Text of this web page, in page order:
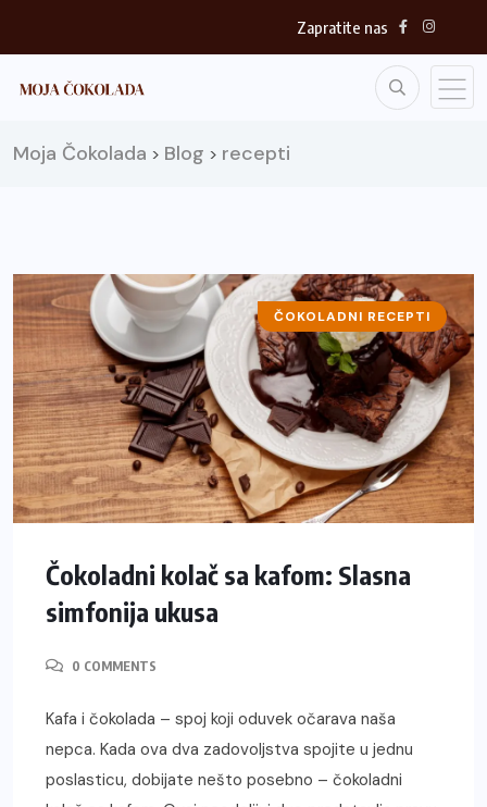
Zapratite nas
Moja Čokolada > Blog > recepti
ČOKOLADNI RECEPTI
Čokoladni kolač sa kafom: Slasna
simfonija ukusa
0 COMMENTS
Kafa i čokolada – spoj koji oduvek očarava naša
nepca. Kada ova dva zadovoljstva spojite u jednu
poslasticu, dobijate nešto posebno – čokoladni